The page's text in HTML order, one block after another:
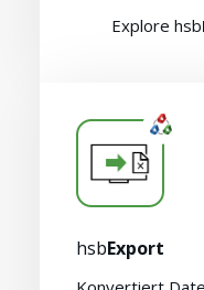
Explore hsb
hsbExport